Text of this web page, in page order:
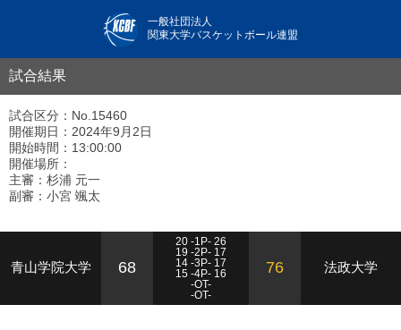
一般社団法人
関東大学バスケットボール連盟
試合結果
試合区分：No.15460
開催期日：2024年9月2日
開始時間：13:00:00
開催場所：
主審：杉浦 元一
副審：小宮 颯太
青山学院大学 68
20 -1P- 26
19 -2P- 17
14 -3P- 17
15 -4P- 16
-OT-
-OT-
76 法政大学